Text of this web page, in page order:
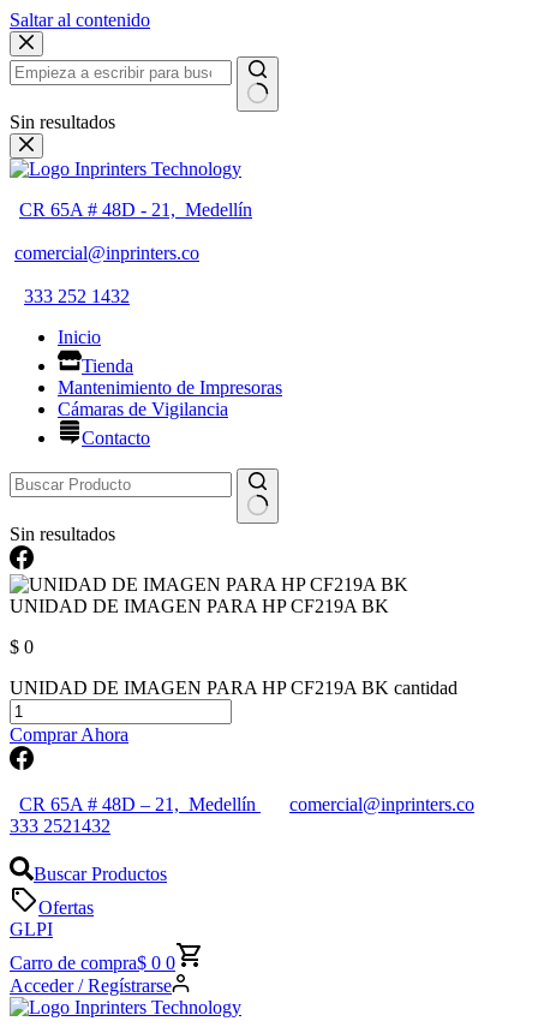
Saltar al contenido
Sin resultados
CR 65A # 48D - 21, Medellín
comercial@inprinters.co
333 252 1432
Inicio
Tienda
Mantenimiento de Impresoras
Cámaras de Vigilancia
Contacto
Sin resultados
UNIDAD DE IMAGEN PARA HP CF219A BK
$ 0
UNIDAD DE IMAGEN PARA HP CF219A BK cantidad
Comprar Ahora
CR 65A # 48D – 21, Medellín
comercial@inprinters.co
333 2521432
Buscar Productos
Ofertas
GLPI
Carro de compra$ 0 0
Acceder / Regístrarse